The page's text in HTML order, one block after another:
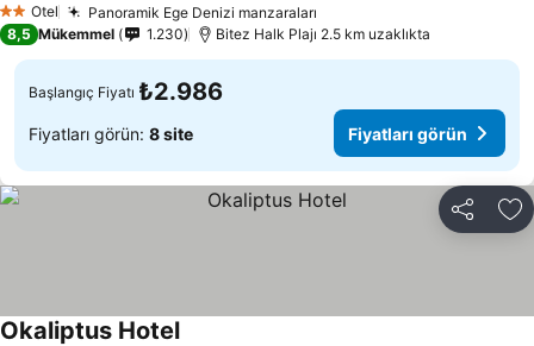
2 Yıldız
Otel Panoramik Ege Denizi manzaraları
8,5 Mükemmel 1.230 Bitez Halk Plajı 2.5 km uzaklıkta
Başlangıç Fiyatı ₺2.986
Fiyatları görün: 8 site Fiyatları görün
Paylaş
Okaliptus Hotel